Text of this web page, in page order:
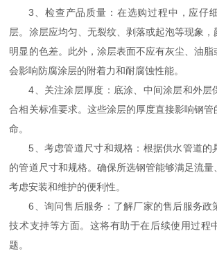
3、检查产品质量：在选购过程中，应仔
层。涂层应均匀、无裂纹、剥落或起泡等现象
明显的色差。此外，涂层表面不应有灰尘、油
会影响防腐涂层的附着力和耐腐蚀性能。
4、关注涂层厚度：底涂、中间涂层和外层
合相关标准要求。这些涂层的厚度直接影响钢
命。
5、考虑管道尺寸和规格：根据供水管道的
的管道尺寸和规格。确保所选钢管能够满足流
考虑安装和维护的便利性。
6、询问售后服务：了解厂家的售后服务政
技术支持等方面。这将有助于在后续使用过程
题。